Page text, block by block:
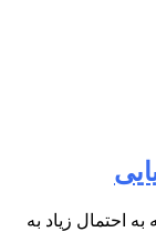
احتمال زیاد به